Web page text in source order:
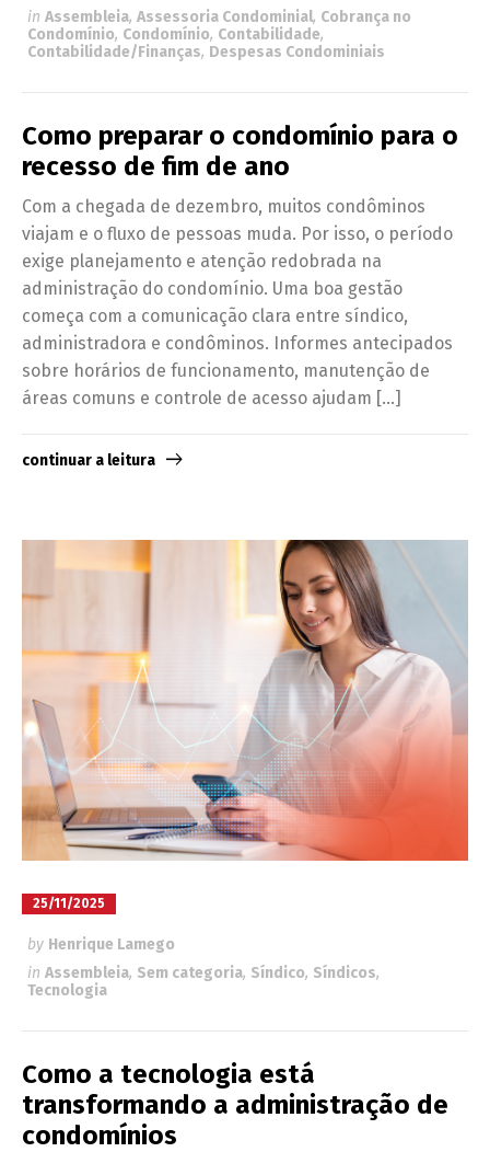
in Assembleia, Assessoria Condominial, Cobrança no
Condomínio, Condomínio, Contabilidade,
Contabilidade/Finanças, Despesas Condominiais
Como preparar o condomínio para o
recesso de fim de ano
Com a chegada de dezembro, muitos condôminos
viajam e o fluxo de pessoas muda. Por isso, o período
exige planejamento e atenção redobrada na
administração do condomínio. Uma boa gestão
começa com a comunicação clara entre síndico,
administradora e condôminos. Informes antecipados
sobre horários de funcionamento, manutenção de
áreas comuns e controle de acesso ajudam […]
continuar a leitura
25/11/2025
by Henrique Lamego
in Assembleia, Sem categoria, Síndico, Síndicos,
Tecnologia
Como a tecnologia está
transformando a administração de
condomínios